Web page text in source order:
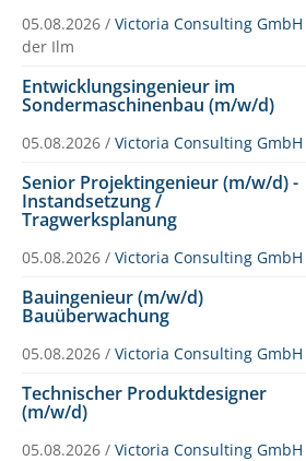
05.08.2026 / Victoria Consulting GmbH
der Ilm
Entwicklungsingenieur im
Sondermaschinenbau (m/w/d)
05.08.2026 / Victoria Consulting GmbH
Senior Projektingenieur (m/w/d) -
Instandsetzung /
Tragwerksplanung
05.08.2026 / Victoria Consulting GmbH
Bauingenieur (m/w/d)
Bauüberwachung
05.08.2026 / Victoria Consulting GmbH
Technischer Produktdesigner
(m/w/d)
05.08.2026 / Victoria Consulting GmbH